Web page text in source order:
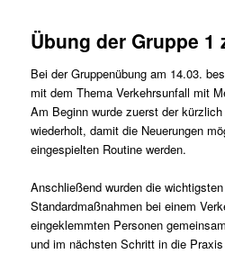
Übung der Gruppe 1
Bei der Gruppenübung am 14.03.
mit dem Thema Verkehrsunfall mit
Am Beginn wurde zuerst der
wiederholt, damit die Neuerungen
eingespielten Routine werden.
Anschließend wurden die
Standardmaßnahmen bei einem
eingeklemmten Personen
und im nächsten Schritt in die